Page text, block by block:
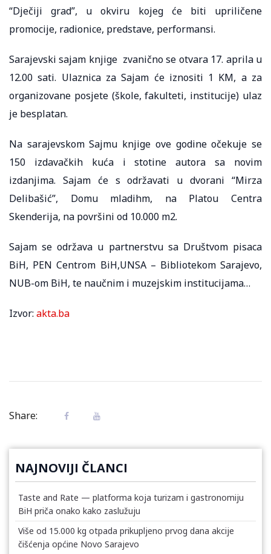
“Dječiji grad”, u okviru kojeg će biti upriličene
promocije, radionice, predstave, performansi.
Sarajevski sajam knjige zvanično se otvara 17. aprila u
12.00 sati. Ulaznica za Sajam će iznositi 1 KM, a za
organizovane posjete (škole, fakulteti, institucije) ulaz
je besplatan.
Na sarajevskom Sajmu knjige ove godine očekuje se
150 izdavačkih kuća i stotine autora sa novim
izdanjima. Sajam će s održavati u dvorani “Mirza
Delibašić”, Domu mladihm, na Platou Centra
Skenderija, na površini od 10.000 m2.
Sajam se održava u partnerstvu sa Društvom pisaca
BiH, PEN Centrom BiH,UNSA – Bibliotekom Sarajevo,
NUB-om BiH, te naučnim i muzejskim institucijama…
Izvor: akta.ba
Share:
NAJNOVIJI ČLANCI
Taste and Rate — platforma koja turizam i gastronomiju
BiH priča onako kako zaslužuju
Više od 15.000 kg otpada prikupljeno prvog dana akcije
čišćenja općine Novo Sarajevo